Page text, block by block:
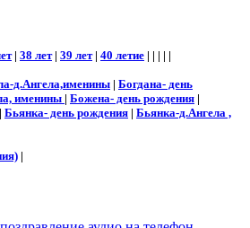
| 38 лет| 39 лет| 40 летие | | | | |
д.Ангела,именины | Богдана- день
именины | Божена- день рождения |
| Бьянка- день рождения | Бьянка-д.Ангела ,
|